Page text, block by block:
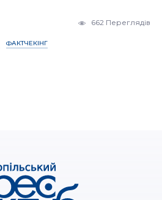
662 Переглядів
ФАКТЧЕКІНГ